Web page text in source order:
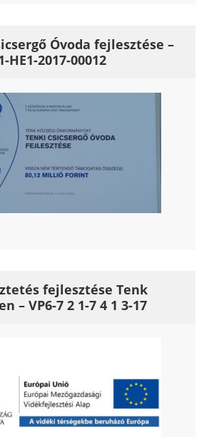
Óvoda fejlesztése –
HE1-2017-00012
fejlesztése Tenk
– VP6-7 2 1-7 4 1 3-17